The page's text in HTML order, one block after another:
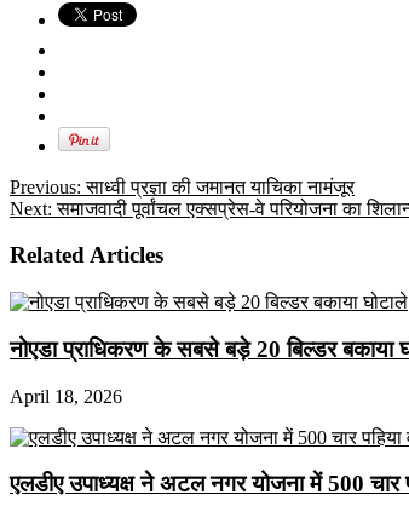
Previous: साध्वी प्रज्ञा की जमानत याचिका नामंजूर
Next: समाजवादी पूर्वांचल एक्सप्रेस-वे परियोजना का
Related Articles
नोएडा प्राधिकरण के सबसे बड़े 20 बिल्डर बकाया
April 18, 2026
एलडीए उपाध्यक्ष ने अटल नगर योजना में 500 चार